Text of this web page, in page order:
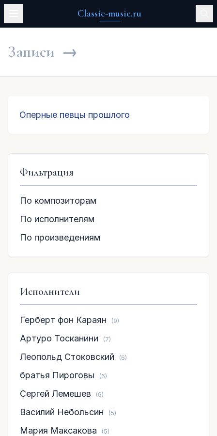
Classic-music.ru
Записи →
Оперные певцы прошлого
Фильтрация
По композиторам
По исполнителям
По произведениям
Исполнители
Герберт фон Караян (9)
Артуро Тосканини (7)
Леопольд Стоковский (6)
братья Пироговы (6)
Сергей Лемешев (6)
Василий Небольсин (5)
Мария Максакова (5)